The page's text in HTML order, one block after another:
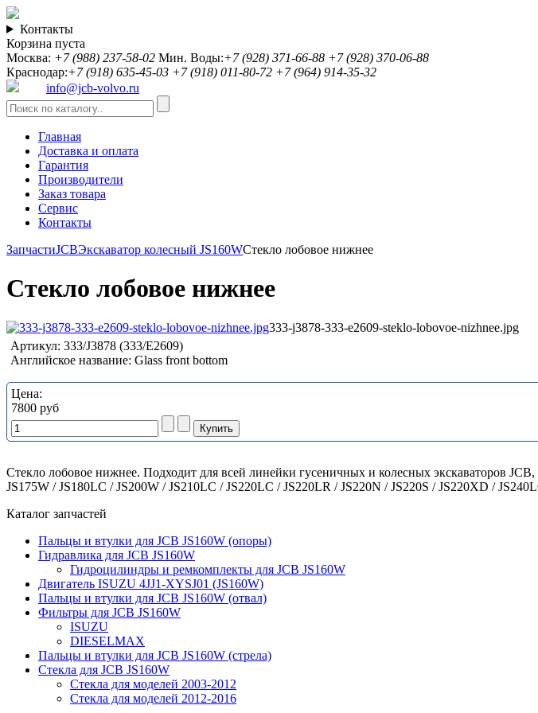
Контакты
Корзина пуста
Москва: +7 (988) 237-58-02 Мин. Воды:+7 (928) 371-66-88 +7 (928) 370-06-88
Краснодар:+7 (918) 635-45-03 +7 (918) 011-80-72 +7 (964) 914-35-32
info@jcb-volvo.ru
Главная
Доставка и оплата
Гарантия
Производители
Заказ товара
Сервис
Контакты
ЗапчастиJCBЭкскаватор колесный JS160WСтекло лобовое нижнее
Стекло лобовое нижнее
333-j3878-333-e2609-steklo-lobovoe-nizhnee.jpg
Артикул: 333/J3878 (333/E2609)
Английское название: Glass front bottom
Цена:
7800 руб
Стекло лобовое нижнее. Подходит для всей линейки гусеничных и колесных экскаваторов
JS175W / JS180LC / JS200W / JS210LC / JS220LC / JS220LR / JS220N / JS220S / JS220XD /
Каталог запчастей
Пальцы и втулки для JCB JS160W (опоры)
Гидравлика для JCB JS160W
Гидроцилиндры и ремкомплекты для JCB JS160W
Двигатель ISUZU 4JJ1-XYSJ01 (JS160W)
Пальцы и втулки для JCB JS160W (отвал)
Фильтры для JCB JS160W
ISUZU
DIESELMAX
Пальцы и втулки для JCB JS160W (стрела)
Стекла для JCB JS160W
Стекла для моделей 2003-2012
Стекла для моделей 2012-2016